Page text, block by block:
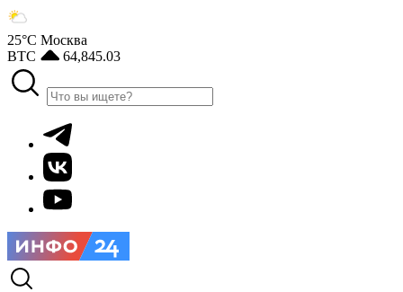
25°С Москва
BTC
64,845.03